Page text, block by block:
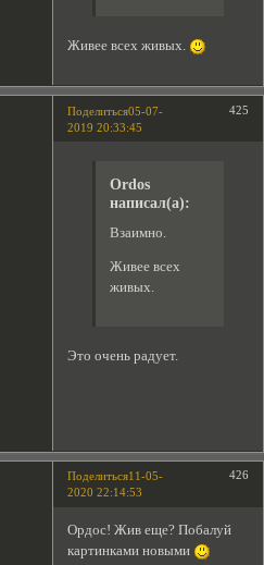
Живее всех живых.
Поделиться 425
05-07-
2019 20:33:45
Ordos
написал(а):
Взаимно.
Живее всех
живых.
Это очень радует.
Поделиться 426
11-05-
2020 22:14:53
Ордос! Жив еще? Побалуй
картинками новыми